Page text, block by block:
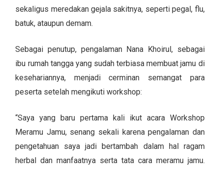
sekaligus meredakan gejala sakitnya, seperti pegal, flu,
batuk, ataupun demam.
Sebagai penutup, pengalaman Nana Khoirul, sebagai
ibu rumah tangga yang sudah terbiasa membuat jamu di
kesehariannya, menjadi cerminan semangat para
peserta setelah mengikuti workshop:
“Saya yang baru pertama kali ikut acara Workshop
Meramu Jamu, senang sekali karena pengalaman dan
pengetahuan saya jadi bertambah dalam hal ragam
herbal dan manfaatnya serta tata cara meramu jamu.